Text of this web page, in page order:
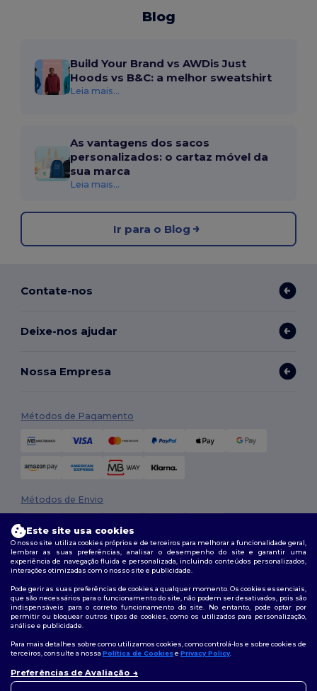
Blog
Build Your Brand vs AWDis Just
Hoods vs B&C: a melhor sweatshirt
Leia mais...
As vantagens dos sacos
personalizados: o cartaz móvel da
sua marca
Leia mais...
Ir para o Blog
Contate-nos
Deixe-nos ajudar
Nossa Empresa
Métodos de Pagamento
Métodos de Envio
2026. Todos os direitos reservados
Termos e Condições|Política de personalização
|Política de cookies|Mapa do Site
Siga-nos
Este site usa cookies
O nosso site utiliza cookies próprios e de terceiros para melhorar a funcionalidade geral,
lembrar as suas preferências, analisar o desempenho do site e garantir uma
experiência de navegação fluida e personalizada, incluindo conteúdos personalizados,
interações otimizadas com o nosso site e publicidade.
Pode gerir as suas preferências de cookies a qualquer momento. Os cookies essenciais,
que são necessários para o funcionamento do site, não podem ser desativados, pois são
indispensáveis para o correto funcionamento do site. No entanto, pode optar por
permitir ou bloquear outros tipos de cookies, como os utilizados para personalização,
análise e publicidade.
Para mais detalhes sobre como utilizamos cookies, como controlá-los e sobre cookies de
terceiros, consulte a nossa Política de Cookiese Privacy Policy.
Preferências de Avaliação